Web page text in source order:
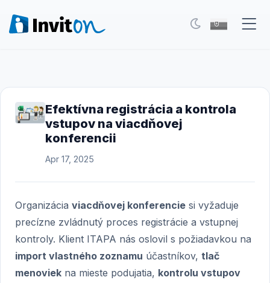
Blog
Eventy
Prepnúť na tmavý režim
Prihlásenie
Efektívna registrácia a kontrola
vstupov na viacdňovej
konferencii
Apr 17, 2025
Organizácia viacdňovej konferencie si vyžaduje
precízne zvládnutý proces registrácie a vstupnej
kontroly. Klient ITAPA nás oslovil s požiadavkou na
import vlastného zoznamu účastníkov, tlač
menoviek na mieste podujatia, kontrolu vstupov